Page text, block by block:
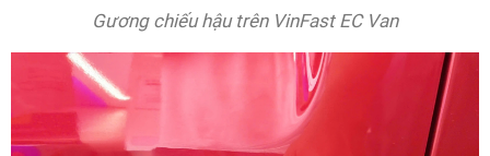
Gương chiếu hậu trên VinFast EC Van